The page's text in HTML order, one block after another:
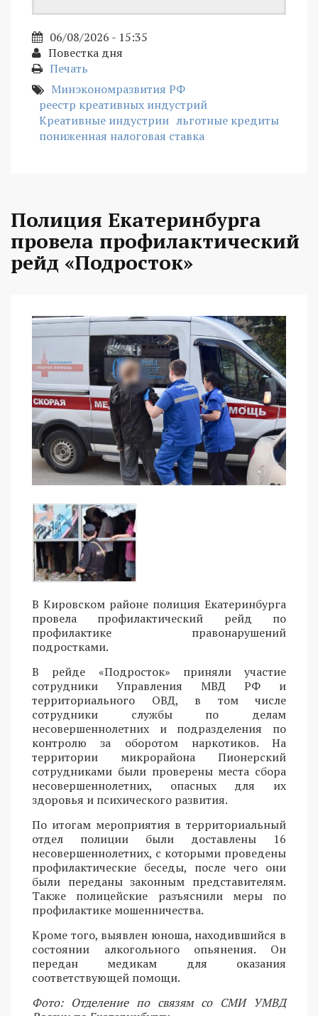
06/08/2026 - 15:35
Повестка дня
Печать
Минэкономразвития РФ
реестр креативных индустрий
Креативные индустрии льготные кредиты
пониженная налоговая ставка
Полиция Екатеринбурга
провела профилактический
рейд «Подросток»
В Кировском районе полиция Екатеринбурга
провела профилактический рейд по
профилактике правонарушений
подростками.
В рейде «Подросток» приняли участие
сотрудники Управления МВД РФ и
территориального ОВД, в том числе
сотрудники службы по делам
несовершеннолетних и подразделения по
контролю за оборотом наркотиков. На
территории микрорайона Пионерский
сотрудниками были проверены места сбора
несовершеннолетних, опасных для их
здоровья и психического развития.
По итогам мероприятия в территориальный
отдел полиции были доставлены 16
несовершеннолетних, с которыми проведены
профилактические беседы, после чего они
были переданы законным представителям.
Также полицейские разъяснили меры по
профилактике мошенничества.
Кроме того, выявлен юноша, находившийся в
состоянии алкогольного опьянения. Он
передан медикам для оказания
соответствующей помощи.
Фото: Отделение по связям со СМИ УМВД